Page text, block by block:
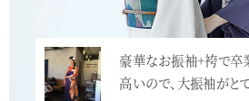
豪華なお振袖+袴で卒
高いので、大振袖がと